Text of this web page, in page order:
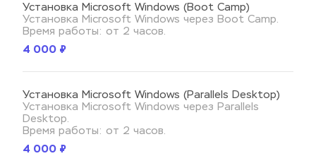
Установка Microsoft Windows (Boot Camp)
Установка Microsoft Windows через Boot Camp.
Время работы: от 2 часов.
4 000 ₽
Установка Microsoft Windows (Parallels Desktop)
Установка Microsoft Windows через Parallels
Desktop.
Время работы: от 2 часов.
4 000 ₽